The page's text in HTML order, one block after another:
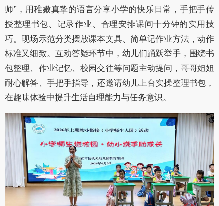
师”，用稚嫩真挚的语言分享小学的快乐日常，手把手传
授整理书包、记录作业、合理安排课间十分钟的实用技
巧。现场示范分类摆放课本文具、简单记作业方法，动作
标准又细致。互动答疑环节中，幼儿们踊跃举手，围绕书
包整理、作业记忆、校园交往等问题主动提问，哥哥姐姐
耐心解答、手把手指导，还邀请幼儿上台实操整理书包，
在趣味体验中提升生活自理能力与任务意识。